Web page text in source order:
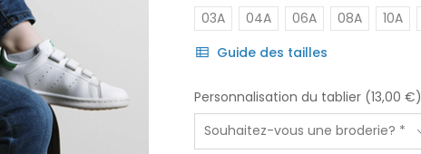
03A
04A 06A 08A 10A
Guide des tailles
Personnalisation du tablier (13,00 €)